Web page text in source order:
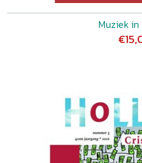
Muziek